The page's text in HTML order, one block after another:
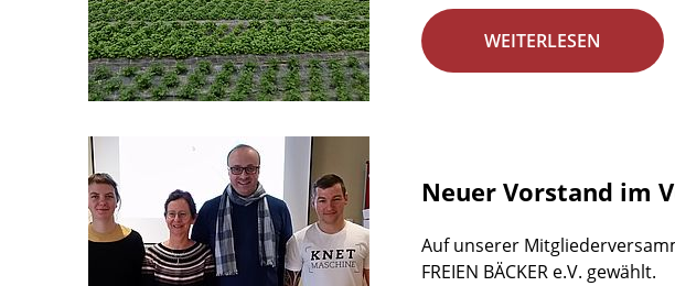
WEITERLESEN
Neuer Vorstand im
Auf unserer
FREIEN BÄCKER e.V. gewählt.